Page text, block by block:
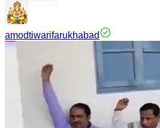
amodtiwarifarukhabad